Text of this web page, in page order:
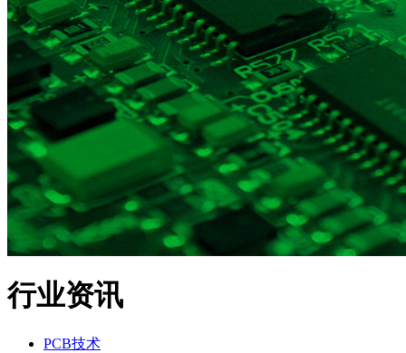
行业资讯
PCB技术